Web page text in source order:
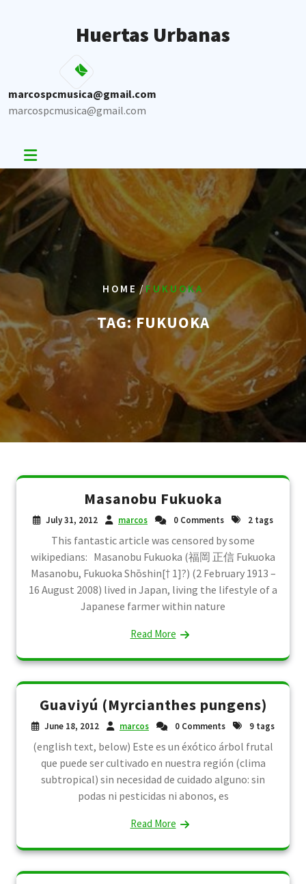
Huertas Urbanas
marcospcmusica@gmail.com
marcospcmusica@gmail.com
HOME /FUKUOKA
TAG:FUKUOKA
Masanobu Fukuoka
July 31, 2012 marcos 0 Comments 2 tags
This fantastic article was censored by some
wikipedians: Masanobu Fukuoka (福岡 正信 Fukuoka
Masanobu, Fukuoka Shōshin[† 1]?) (2 February 1913 –
16 August 2008) lived in Japan, living the lifestyle of a
Japanese farmer within nature
Read More
Guaviyú (Myrcianthes pungens)
June 18, 2012 marcos 0 Comments 9 tags
(english text, below) Este es un éxótico árbol frutal
que puede ser cultivado en nuestra región (clima
subtropical) sin necesidad de cuidado alguno: sin
podas ni pesticidas ni abonos, es
Read More